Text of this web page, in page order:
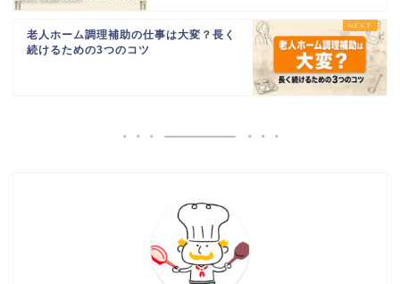
老人ホーム調理補助の仕事は大変？長く
続けるための3つのコツ